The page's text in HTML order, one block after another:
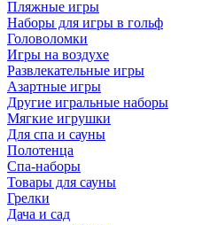
Пляжные игры
Наборы для игры в гольф
Головоломки
Игры на воздухе
Развлекательные игры
Азартные игры
Другие игральные наборы
Мягкие игрушки
Для спа и сауны
Полотенца
Спа-наборы
Товары для сауны
Грелки
Дача и сад